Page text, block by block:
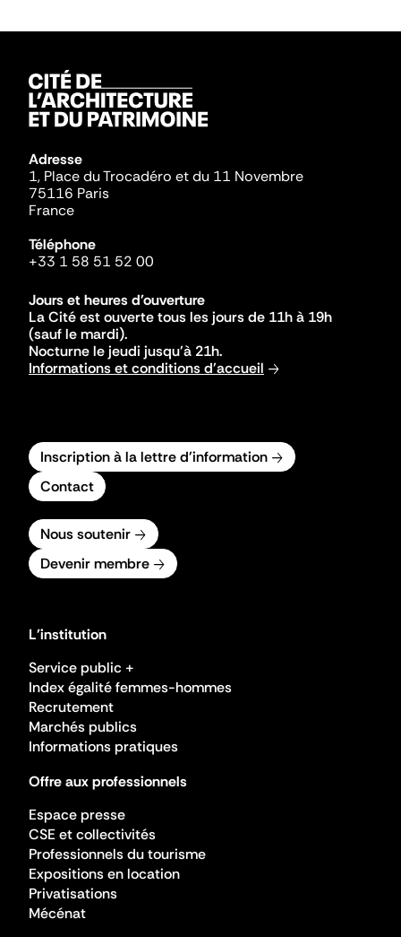
Adresse
1, Place du Trocadéro et du 11 Novembre
75116 Paris
France
Téléphone
+33 1 58 51 52 00
Jours et heures d'ouverture
La Cité est ouverte tous les jours de 11h à 19h
(sauf le mardi).
Nocturne le jeudi jusqu'à 21h.
Informations et conditions d'accueil
Inscription à la lettre d'information
Contact
Nous soutenir
Devenir membre
L'institution
Service public +
Index égalité femmes-hommes
Recrutement
Marchés publics
Informations pratiques
Offre aux professionnels
Espace presse
CSE et collectivités
Professionnels du tourisme
Expositions en location
Privatisations
Mécénat